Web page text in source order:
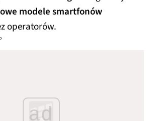
modele smartfonów
operatorów.
ad